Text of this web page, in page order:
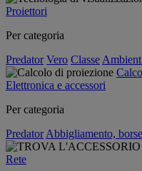
Proiettori
Per categoria
Predator Vero Classe
Elettronica e accessori
Per categoria
Predator Abbigliamento,
Rete